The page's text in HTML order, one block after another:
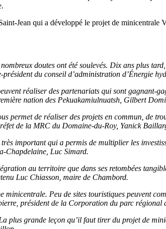
Jean qui a développé le projet de
doutes ont été soulevés. Dix ans plus
du conseil d’administration d’Énergie
réaliser des partenariats qui sont gagnant-
nation des Pekuakamiulnuatsh, Gilbert
permet de réaliser des projets en commun, de
de la MRC du Domaine-du-Roy, Yanick
important qui a permis de multiplier les
Chapdelaine, Luc Simard.
au territoire que dans ses retombées
Luc Chiasson, maire de Chambord.
Peu de sites touristiques peuvent
président de la Corporation du parc régional
grande leçon qu’il faut tirer du projet de